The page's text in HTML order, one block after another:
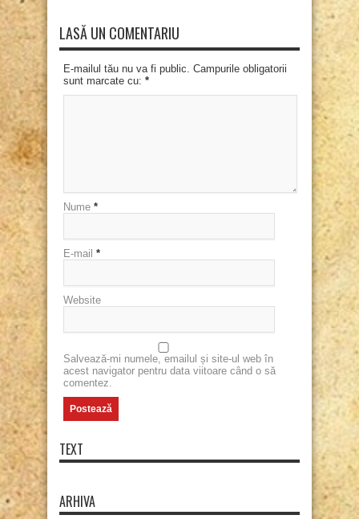
LASĂ UN COMENTARIU
E-mailul tău nu va fi public. Campurile obligatorii
sunt marcate cu: *
Nume *
E-mail *
Website
Salvează-mi numele, emailul și site-ul web în
acest navigator pentru data viitoare când o să
comentez.
TEXT
ARHIVA